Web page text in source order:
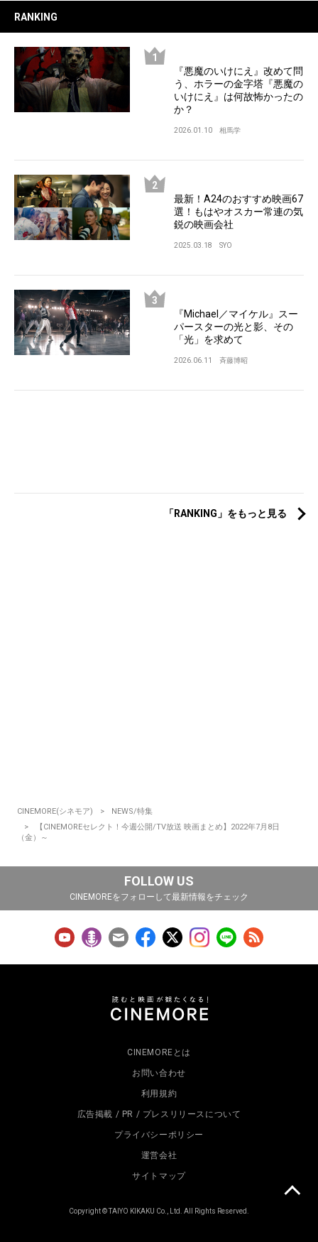
RANKING
『悪魔のいけにえ』改めて問
う、ホラーの金字塔『悪魔の
いけにえ』は何故怖かったの
か？
2026.01.10 相馬学
最新！A24のおすすめ映画67
選！もはやオスカー常連の気
鋭の映画会社
2025.03.18 SYO
『Michael／マイケル』スー
パースターの光と影、その
「光」を求めて
2026.06.11 斉藤博昭
「RANKING」をもっと見る
CINEMORE(シネモア)
NEWS/特集
【CINEMOREセレクト！今週公開/TV放送 映画まとめ】2022年7月8日
（金）～
FOLLOW US
CINEMOREをフォローして最新情報をチェック
CINEMOREとは
お問い合わせ
利用規約
広告掲載 / PR / プレスリリースについて
プライバシーポリシー
運営会社
サイトマップ
Copyright © TAIYO KIKAKU Co., Ltd. All Rights Reserved.